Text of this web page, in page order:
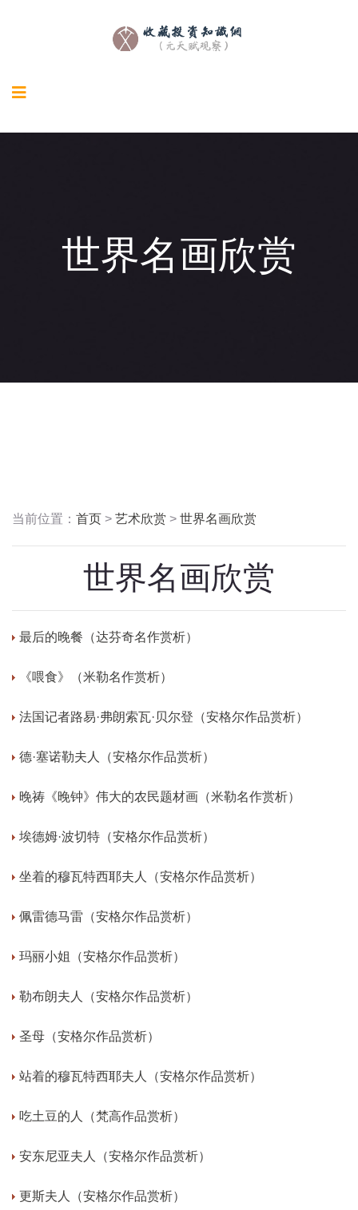
世界名画欣赏
当前位置： 首页 > 艺术欣赏 > 世界名画欣赏
世界名画欣赏
最后的晚餐（达芬奇名作赏析）
《喂食》（米勒名作赏析）
法国记者路易·弗朗索瓦·贝尔登（安格尔作品赏析）
德·塞诺勒夫人（安格尔作品赏析）
晚祷《晚钟》伟大的农民题材画（米勒名作赏析）
埃德姆·波切特（安格尔作品赏析）
坐着的穆瓦特西耶夫人（安格尔作品赏析）
佩雷德马雷（安格尔作品赏析）
玛丽小姐（安格尔作品赏析）
勒布朗夫人（安格尔作品赏析）
圣母（安格尔作品赏析）
站着的穆瓦特西耶夫人（安格尔作品赏析）
吃土豆的人（梵高作品赏析）
安东尼亚夫人（安格尔作品赏析）
更斯夫人（安格尔作品赏析）